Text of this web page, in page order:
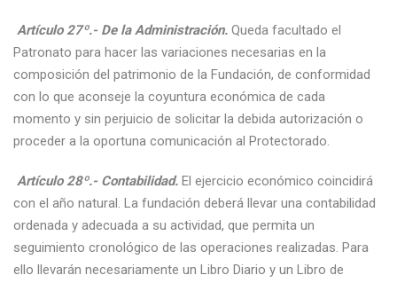
Artículo 27º.- De la Administración. Queda facultado el
Patronato para hacer las variaciones necesarias en la
composición del patrimonio de la Fundación, de conformidad
con lo que aconseje la coyuntura económica de cada
momento y sin perjuicio de solicitar la debida autorización o
proceder a la oportuna comunicación al Protectorado.
Artículo 28º.- Contabilidad. El ejercicio económico coincidirá
con el año natural. La fundación deberá llevar una contabilidad
ordenada y adecuada a su actividad, que permita un
seguimiento cronológico de las operaciones realizadas. Para
ello llevarán necesariamente un Libro Diario y un Libro de